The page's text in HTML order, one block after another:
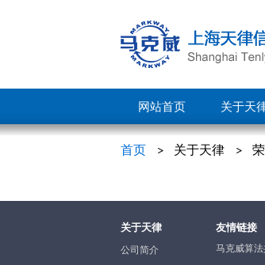
网站首页 关于天
首页 关于天律
关于天律
公司简介
友情链接
马克威算